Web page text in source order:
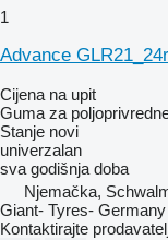
1
Advance
Cijena na upit
Guma za
Stanje novi
univerzalan
sva godišnja doba
Njemačka,
Giant- Tyres- Germany
Kontaktirajte